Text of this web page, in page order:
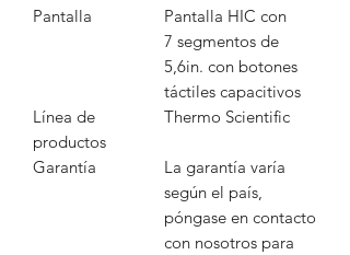
Pantalla
Pantalla HIC con
7 segmentos de
5,6in. con botones
táctiles capacitivos
Línea de
productos
Thermo Scientific
Garantía
La garantía varía
según el país,
póngase en contacto
con nosotros para